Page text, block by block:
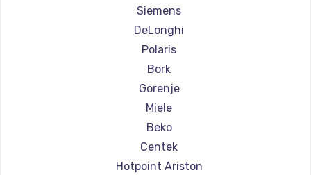
Ремонт кофемашин Yamaguchi
Ремонт кофемашин Nivona
Ремонт кофемашин Astoria
Ремонт кофемашин JVC
Ремонт кофемашин Ariston
Ремонт кофемашин Grundig
Ремонт кофемашин ROCKET MOZZAFIATO
Ремонт кофемашин Vivitek
Ремонт кофемашин Thomson
Siemens
DeLonghi
Polaris
Bork
Gorenje
Miele
Beko
Centek
Hotpoint Ariston